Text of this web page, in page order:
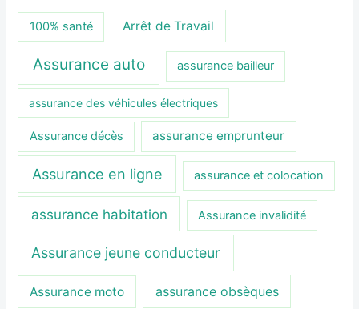
100% santé Arrêt de Travail
Assurance auto assurance bailleur
assurance des véhicules électriques
Assurance décès assurance emprunteur
Assurance en ligne assurance et colocation
assurance habitation Assurance invalidité
Assurance jeune conducteur
Assurance moto assurance obsèques